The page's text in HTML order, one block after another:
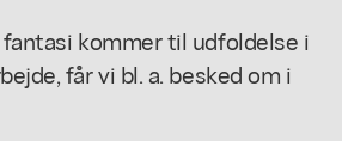
kommer til udfoldelse i
får vi bl. a. besked om i